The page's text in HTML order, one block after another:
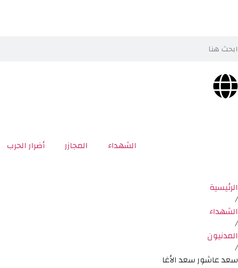
الشهداء المجازر أضرار الحرب
الرئيسية
/
الشهداء
/
المدنيون
/
سعد عاشور سعد الأغا